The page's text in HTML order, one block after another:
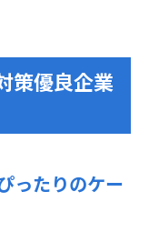
策優良企業
ったりのケー